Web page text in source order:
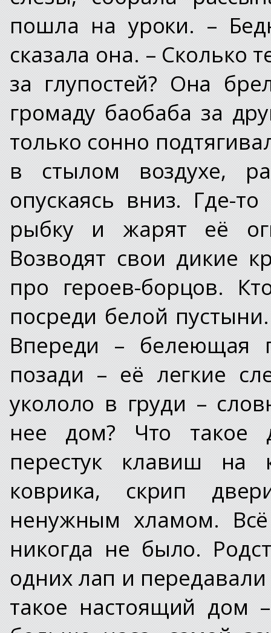
пошла на уроки. –
сказала она. – Сколько
за глупостей? Она
громаду баобаба за
только сонно
в стылом воздухе,
опускаясь вниз. Где-
рыбку и жарят её
Возводят свои дикие
про героев-борцов.
посреди белой
Впереди – белеющая
позади – её легкие
укололо в груди –
нее дом? Что такое
перестук клавиш на
коврика, скрип
ненужным хламом.
никогда не было.
одних лап и
такое настоящий дом